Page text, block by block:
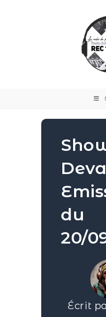
du
20/
Écrit